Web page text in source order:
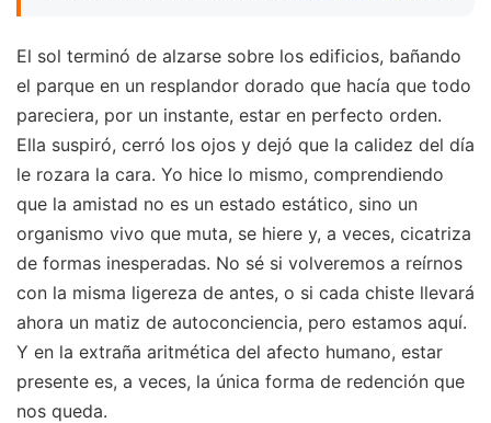
El sol terminó de alzarse sobre los edificios, bañando
el parque en un resplandor dorado que hacía que todo
pareciera, por un instante, estar en perfecto orden.
Ella suspiró, cerró los ojos y dejó que la calidez del día
le rozara la cara. Yo hice lo mismo, comprendiendo
que la amistad no es un estado estático, sino un
organismo vivo que muta, se hiere y, a veces, cicatriza
de formas inesperadas. No sé si volveremos a reírnos
con la misma ligereza de antes, o si cada chiste llevará
ahora un matiz de autoconciencia, pero estamos aquí.
Y en la extraña aritmética del afecto humano, estar
presente es, a veces, la única forma de redención que
nos queda.